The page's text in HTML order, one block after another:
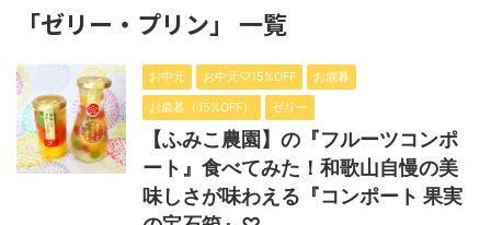
「ゼリー・プリン」 一覧
お中元 お中元♡15%OFF
お歳暮
お歳暮（15%OFF）
ゼリー
【ふみこ農園】の『フルーツコンポ
ート』食べてみた！和歌山自慢の美
味しさが味わえる『コンポート 果実